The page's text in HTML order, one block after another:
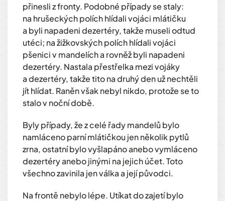
přinesli z fronty. Podobné případy se staly:
na hrušeckých polích hlídali vojáci mlátičku
a byli napadeni dezertéry, takže museli odtud
utéci; na žižkovských polích hlídali vojáci
pšenici v mandelích a rovněž byli napadeni
dezertéry. Nastala přestřelka mezi vojáky
a dezertéry, takže tito na druhý den už nechtěli
jít hlídat. Raněn však nebyl nikdo, protože se to
stalo v noční době.
Byly případy, že z celé řady mandelů bylo
namláceno parní mlátičkou jen několik pytlů
zrna, ostatní bylo vyšlapáno anebo vymláceno
dezertéry anebo jinými na jejich účet. Toto
všechno zavinila jen válka a její původci.
Na frontě nebylo lépe. Utíkat do zajetí bylo